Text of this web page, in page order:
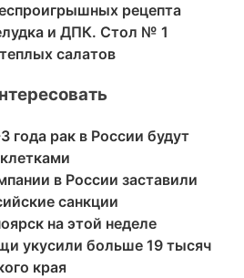
рецепта
и ДПК. Стол № 1
салатов
года рак в России будут
в России заставили
санкции
на этой неделе
укусили больше 19 тысяч
края